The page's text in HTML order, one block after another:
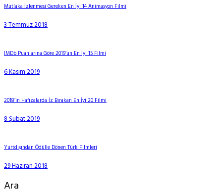
Mutlaka İzlenmesi Gereken En İyi 14 Animasyon Filmi
3 Temmuz 2018
IMDb Puanlarına Göre 2019’un En İyi 15 Filmi
6 Kasım 2019
2018’in Hafızalarda İz Bırakan En İyi 20 Filmi
8 Şubat 2019
Yurtdışından Ödülle Dönen Türk Filmleri
29 Haziran 2018
Ara